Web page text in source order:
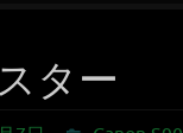
ター